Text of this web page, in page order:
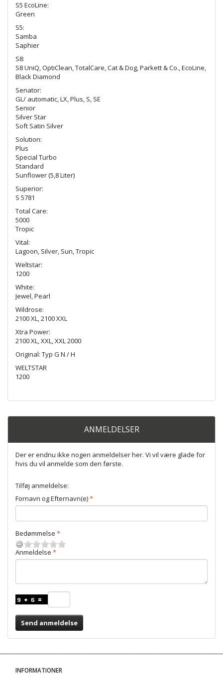
S5 EcoLine:
Green
S5:
Samba
Saphier
S8:
S8 UniQ, OptiClean, TotalCare, Cat & Dog, Parkett & Co., EcoLine,
Black Diamond
Senator:
GL/ automatic, LX, Plus, S, SE
Senior
Silver Star
Soft Satin Silver
Solution:
Plus
Special Turbo
Standard
Sunflower (5,8 Liter)
Superior:
S 5781
Total Care:
5000
Tropic
Vital:
Lagoon, Silver, Sun, Tropic
Weltstar:
1200
White:
Jewel, Pearl
Wildrose:
2100 XL, 2100 XXL
Xtra Power:
2100 XL, XXL, XXL 2000
Original: Typ G N / H
WELTSTAR
1200
ANMELDELSER
Der er endnu ikke nogen anmeldelser her. Vi vil være glade for
hvis du vil anmelde som den første.
Tilføj anmeldelse:
Fornavn og Efternavn(e)
Bedømmelse
Anmeldelse
Send anmeldelse
INFORMATIONER